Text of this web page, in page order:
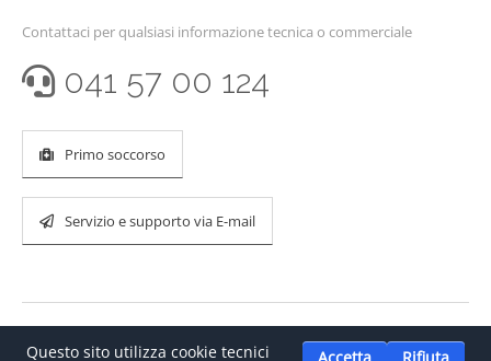
Contattaci per qualsiasi informazione tecnica o commerciale
041 57 00 124
Primo soccorso
Servizio e supporto via E-mail
Questo sito utilizza cookie tecnici